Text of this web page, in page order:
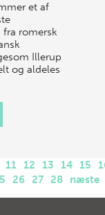
et af
romersk
Illerup
og aldeles
11 12 13 14 15
26 27 28 næste